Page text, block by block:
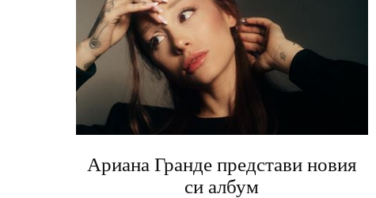
Ариана Гранде представи новия
си албум